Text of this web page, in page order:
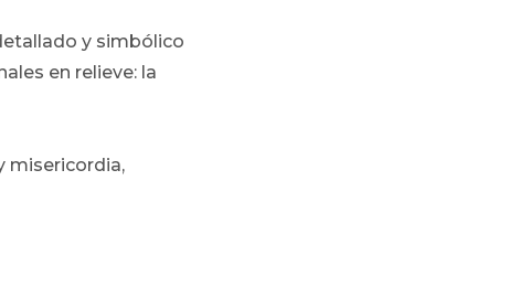
y simbólico
en relieve: la
misericordia,